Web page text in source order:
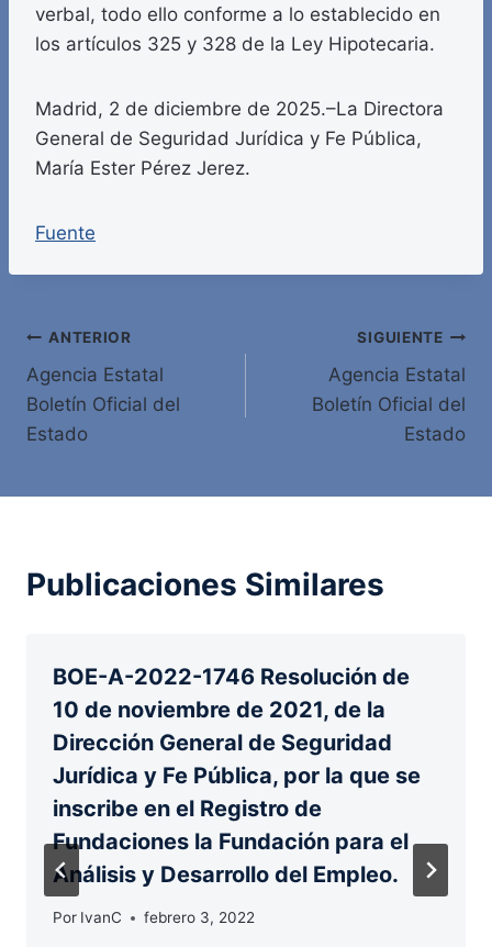
verbal, todo ello conforme a lo establecido en
los artículos 325 y 328 de la Ley Hipotecaria.
Madrid, 2 de diciembre de 2025.–La Directora
General de Seguridad Jurídica y Fe Pública,
María Ester Pérez Jerez.
Fuente
Navegación
de
entradas
ANTERIOR
Agencia Estatal
Boletín Oficial del
Estado
SIGUIENTE
Agencia Estatal
Boletín Oficial del
Estado
Publicaciones Similares
BOE-A-2022-1746 Resolución de
10 de noviembre de 2021, de la
Dirección General de Seguridad
Jurídica y Fe Pública, por la que se
inscribe en el Registro de
Fundaciones la Fundación para el
Análisis y Desarrollo del Empleo.
Por IvanC febrero 3, 2022